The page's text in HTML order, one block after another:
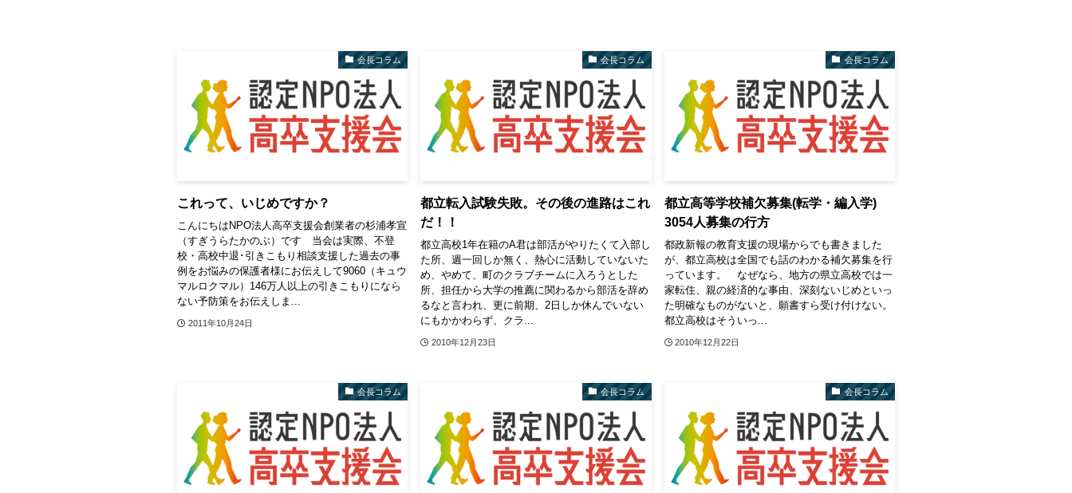
会長コラム
これって、いじめですか？
こんにちはNPO法人高卒支援会創業者の杉浦孝宣
（すぎうらたかのぶ）です 当会は実際、不登
校・高校中退･引きこもり相談支援した過去の事
例をお悩みの保護者様にお伝えして9060（キュウ
マルロクマル）146万人以上の引きこもりになら
ない予防策をお伝えしま...
2011年10月24日
会長コラム
都立転入試験失敗。その後の進路はこれ
だ！！
都立高校1年在籍のA君は部活がやりたくて入部し
た所、週一回しか無く、熱心に活動していないた
め、やめて、町のクラブチームに入ろうとした
所、担任から大学の推薦に関わるから部活を辞め
るなと言われ、更に前期、2日しか休んでいない
にもかかわらず、クラ...
2010年12月23日
会長コラム
都立高等学校補欠募集(転学・編入学)
3054人募集の行方
都政新報の教育支援の現場からでも書きました
が、都立高校は全国でも話のわかる補欠募集を行
っています。 なぜなら、地方の県立高校では一
家転住、親の経済的な事由、深刻ないじめといっ
た明確なものがないと、願書すら受け付けない。
都立高校はそういっ...
2010年12月22日
会長コラム 会長コラム 会長コラム